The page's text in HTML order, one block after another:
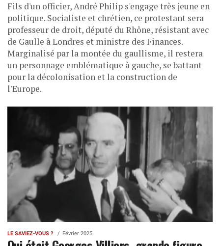
Fils d'un officier, André Philip s'engage très jeune en
politique. Socialiste et chrétien, ce protestant sera
professeur de droit, député du Rhône, résistant avec
de Gaulle à Londres et ministre des Finances.
Marginalisé par la montée du gaullisme, il restera
un personnage emblématique à gauche, se battant
pour la décolonisation et la construction de
l'Europe.
LE SAVIEZ-VOUS ? Février 2025